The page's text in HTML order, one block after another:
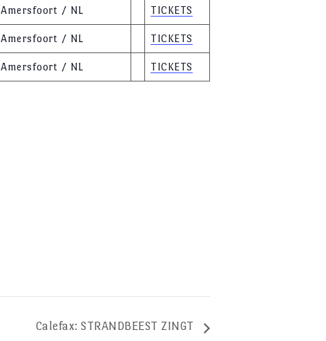
Amersfoort / NL TICKETS
Amersfoort / NL TICKETS
Amersfoort / NL TICKETS
Calefax: STRANDBEEST ZINGT